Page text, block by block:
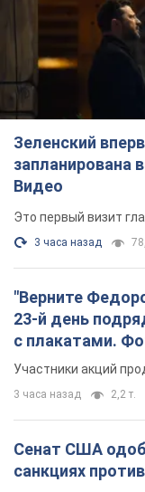
3 часа назад
"Верните
23-й день
с плакатами.
Участники акций
3 часа назад 2,2 т.
Сенат США
санкциях
3 часа назад